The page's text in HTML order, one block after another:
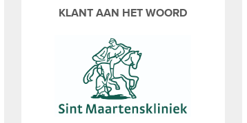
KLANT AAN HET WOORD